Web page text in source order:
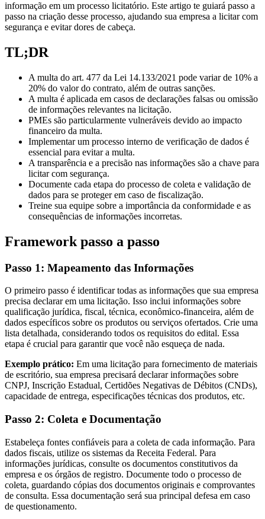
informação em um processo licitatório. Este artigo te guiará passo a
passo na criação desse processo, ajudando sua empresa a licitar com
segurança e evitar dores de cabeça.
TL;DR
A multa do art. 477 da Lei 14.133/2021 pode variar de 10% a
20% do valor do contrato, além de outras sanções.
A multa é aplicada em casos de declarações falsas ou omissão
de informações relevantes na licitação.
PMEs são particularmente vulneráveis devido ao impacto
financeiro da multa.
Implementar um processo interno de verificação de dados é
essencial para evitar a multa.
A transparência e a precisão nas informações são a chave para
licitar com segurança.
Documente cada etapa do processo de coleta e validação de
dados para se proteger em caso de fiscalização.
Treine sua equipe sobre a importância da conformidade e as
consequências de informações incorretas.
Framework passo a passo
Passo 1: Mapeamento das Informações
O primeiro passo é identificar todas as informações que sua empresa
precisa declarar em uma licitação. Isso inclui informações sobre
qualificação jurídica, fiscal, técnica, econômico-financeira, além de
dados específicos sobre os produtos ou serviços ofertados. Crie uma
lista detalhada, considerando todos os requisitos do edital. Essa
etapa é crucial para garantir que você não esqueça de nada.
Exemplo prático: Em uma licitação para fornecimento de materiais
de escritório, sua empresa precisará declarar informações sobre
CNPJ, Inscrição Estadual, Certidões Negativas de Débitos (CNDs),
capacidade de entrega, especificações técnicas dos produtos, etc.
Passo 2: Coleta e Documentação
Estabeleça fontes confiáveis para a coleta de cada informação. Para
dados fiscais, utilize os sistemas da Receita Federal. Para
informações jurídicas, consulte os documentos constitutivos da
empresa e os órgãos de registro. Documente todo o processo de
coleta, guardando cópias dos documentos originais e comprovantes
de consulta. Essa documentação será sua principal defesa em caso
de questionamento.